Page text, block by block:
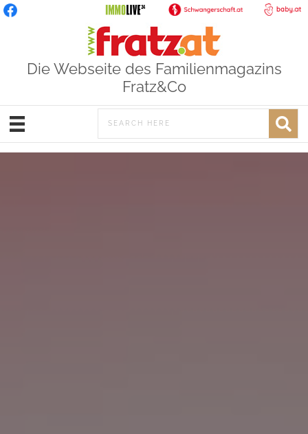
Die Webseite des Familienmagazins
Fratz&Co